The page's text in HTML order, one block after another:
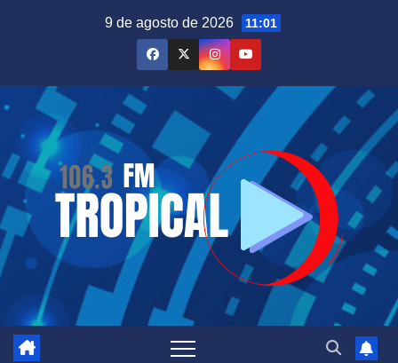
9 de agosto de 2026 11:01